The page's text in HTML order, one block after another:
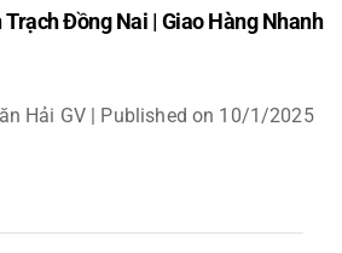
Đồng Nai | Giao Hàng Nhanh
Hải GV | Published on 10/1/2025